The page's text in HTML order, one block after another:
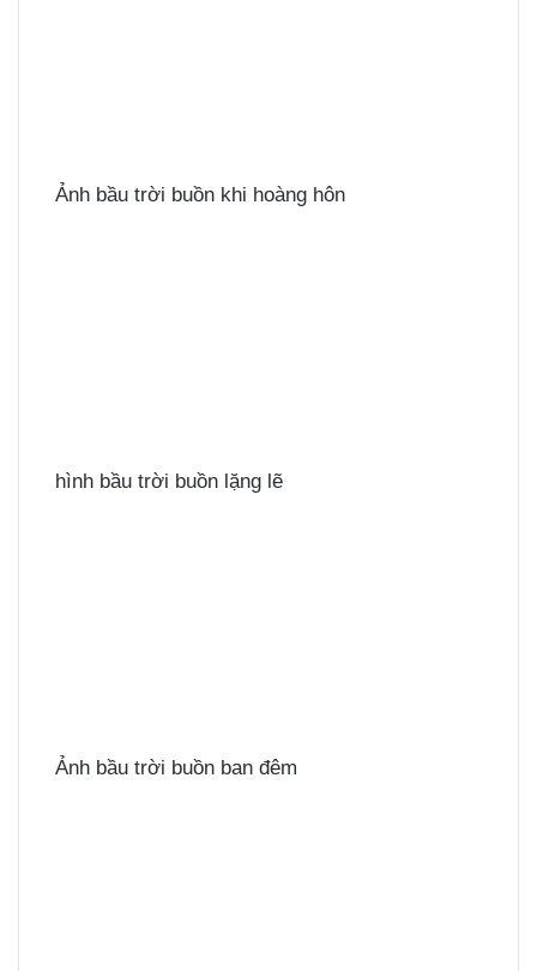
Ảnh bầu trời buồn khi hoàng hôn
hình bầu trời buồn lặng lẽ
Ảnh bầu trời buồn ban đêm